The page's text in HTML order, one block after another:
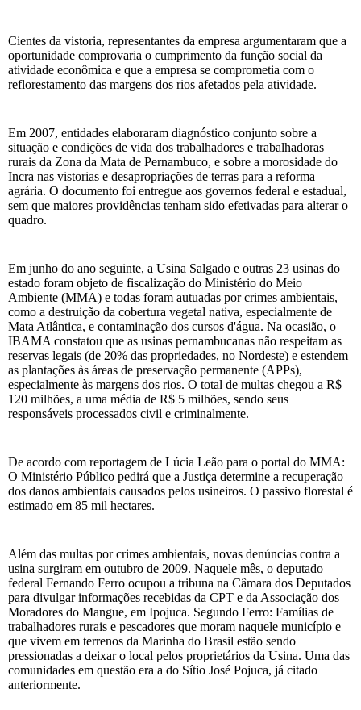
Cientes da vistoria, representantes da empresa argumentaram que a
oportunidade comprovaria o cumprimento da função social da
atividade econômica e que a empresa se comprometia com o
reflorestamento das margens dos rios afetados pela atividade.
Em 2007, entidades elaboraram diagnóstico conjunto sobre a
situação e condições de vida dos trabalhadores e trabalhadoras
rurais da Zona da Mata de Pernambuco, e sobre a morosidade do
Incra nas vistorias e desapropriações de terras para a reforma
agrária. O documento foi entregue aos governos federal e estadual,
sem que maiores providências tenham sido efetivadas para alterar o
quadro.
Em junho do ano seguinte, a Usina Salgado e outras 23 usinas do
estado foram objeto de fiscalização do Ministério do Meio
Ambiente (MMA) e todas foram autuadas por crimes ambientais,
como a destruição da cobertura vegetal nativa, especialmente de
Mata Atlântica, e contaminação dos cursos d'água. Na ocasião, o
IBAMA constatou que as usinas pernambucanas não respeitam as
reservas legais (de 20% das propriedades, no Nordeste) e estendem
as plantações às áreas de preservação permanente (APPs),
especialmente às margens dos rios. O total de multas chegou a R$
120 milhões, a uma média de R$ 5 milhões, sendo seus
responsáveis processados civil e criminalmente.
De acordo com reportagem de Lúcia Leão para o portal do MMA:
O Ministério Público pedirá que a Justiça determine a recuperação
dos danos ambientais causados pelos usineiros. O passivo florestal é
estimado em 85 mil hectares.
Além das multas por crimes ambientais, novas denúncias contra a
usina surgiram em outubro de 2009. Naquele mês, o deputado
federal Fernando Ferro ocupou a tribuna na Câmara dos Deputados
para divulgar informações recebidas da CPT e da Associação dos
Moradores do Mangue, em Ipojuca. Segundo Ferro: Famílias de
trabalhadores rurais e pescadores que moram naquele município e
que vivem em terrenos da Marinha do Brasil estão sendo
pressionadas a deixar o local pelos proprietários da Usina. Uma das
comunidades em questão era a do Sítio José Pojuca, já citado
anteriormente.